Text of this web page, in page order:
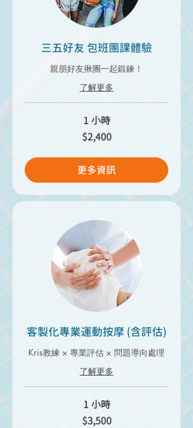
三五好友 包班團課體驗
親朋好友揪團一起鍛鍊！
了解更多
1 小時
$2,400
更多資訊
客製化專業運動按摩 (含評估)
Kris教練 × 專業評估 × 問題導向處理
了解更多
1 小時
$3,500